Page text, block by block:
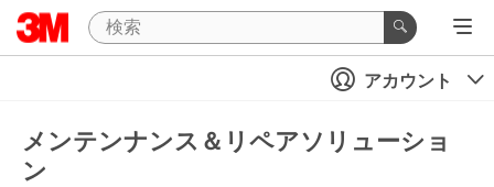
アカウント
メンテンナンス＆リペアソリューショ
ン